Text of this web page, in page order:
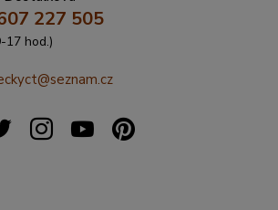
227 505
17 hod.)